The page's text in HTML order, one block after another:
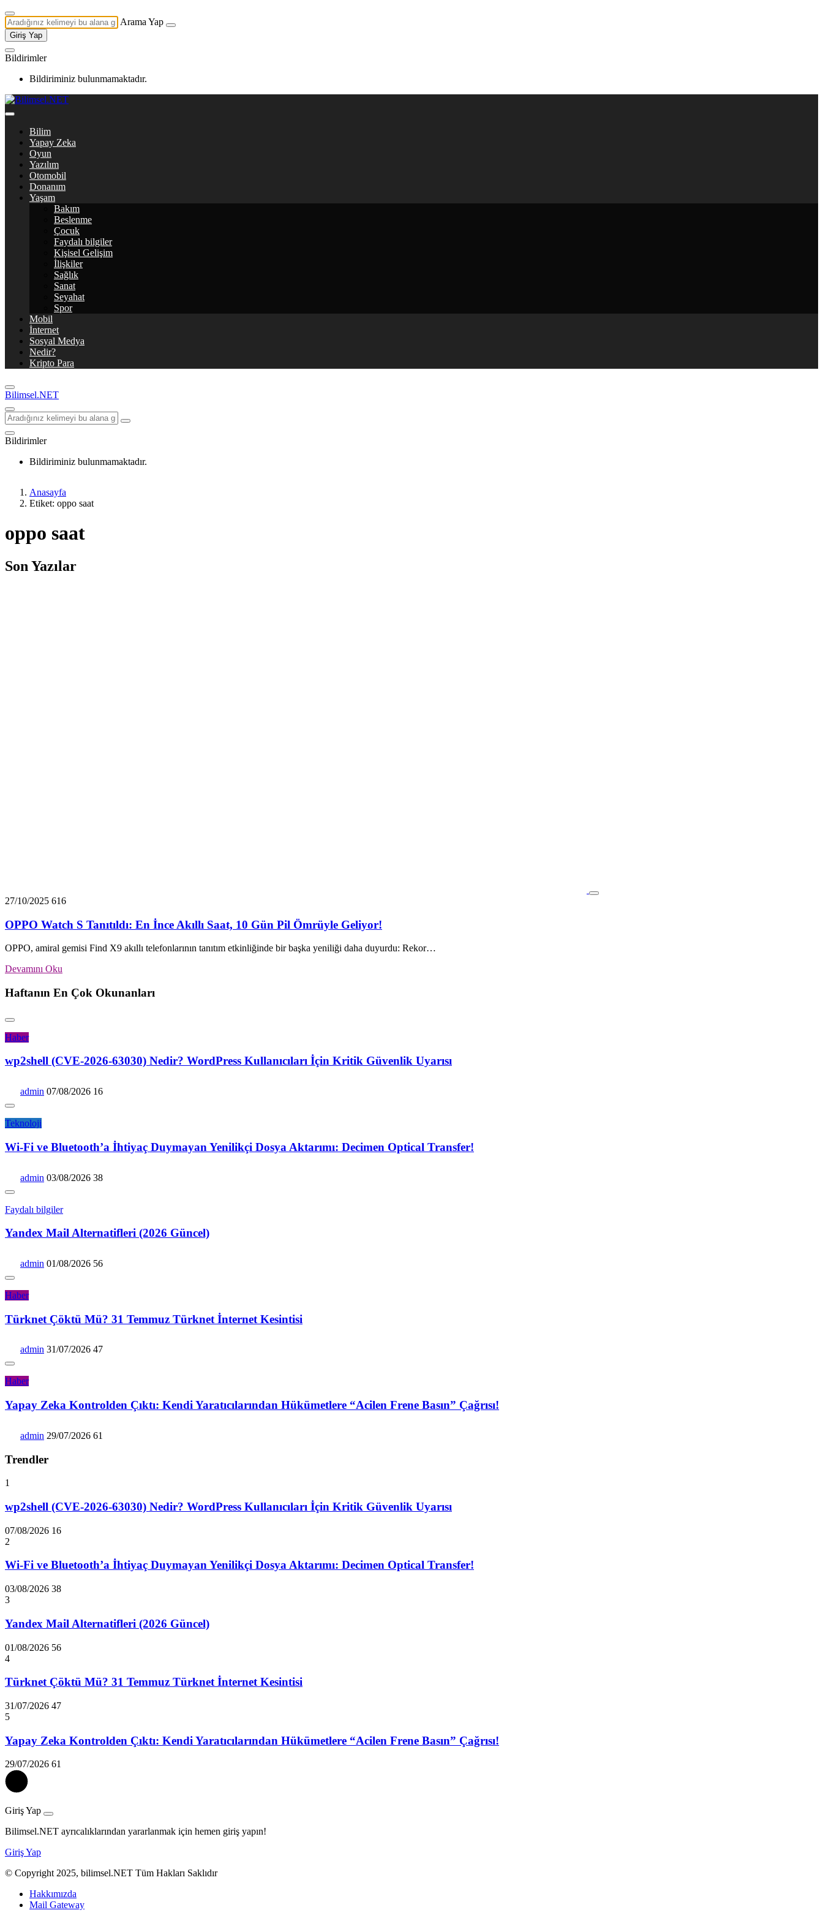
Arama Yap
Giriş Yap
Bildirimler
Bildiriminiz bulunmamaktadır.
Bilim
Yapay Zeka
Oyun
Yazılım
Otomobil
Donanım
Yaşam
Bakım
Beslenme
Çocuk
Faydalı bilgiler
Kişisel Gelişim
İlişkiler
Sağlık
Sanat
Seyahat
Spor
Mobil
İnternet
Sosyal Medya
Nedir?
Kripto Para
Bilimsel.NET
Bildirimler
Bildiriminiz bulunmamaktadır.
Anasayfa
Etiket: oppo saat
oppo saat
Son Yazılar
27/10/2025 616
OPPO Watch S Tanıtıldı: En İnce Akıllı Saat, 10 Gün Pil Ömrüyle Geliyor!
OPPO, amiral gemisi Find X9 akıllı telefonlarının tanıtım etkinliğinde bir başka yeniliği daha duyurdu: Rekor…
Devamını Oku
Haftanın En Çok Okunanları
Haber
wp2shell (CVE-2026-63030) Nedir? WordPress Kullanıcıları İçin Kritik Güvenlik Uyarısı
admin 07/08/2026 16
Teknoloji
Wi-Fi ve Bluetooth’a İhtiyaç Duymayan Yenilikçi Dosya Aktarımı: Decimen Optical Transfer!
admin 03/08/2026 38
Faydalı bilgiler
Yandex Mail Alternatifleri (2026 Güncel)
admin 01/08/2026 56
Haber
Türknet Çöktü Mü? 31 Temmuz Türknet İnternet Kesintisi
admin 31/07/2026 47
Haber
Yapay Zeka Kontrolden Çıktı: Kendi Yaratıcılarından Hükümetlere “Acilen Frene Basın” Çağrısı!
admin 29/07/2026 61
Trendler
1
wp2shell (CVE-2026-63030) Nedir? WordPress Kullanıcıları İçin Kritik Güvenlik Uyarısı
07/08/2026 16
2
Wi-Fi ve Bluetooth’a İhtiyaç Duymayan Yenilikçi Dosya Aktarımı: Decimen Optical Transfer!
03/08/2026 38
3
Yandex Mail Alternatifleri (2026 Güncel)
01/08/2026 56
4
Türknet Çöktü Mü? 31 Temmuz Türknet İnternet Kesintisi
31/07/2026 47
5
Yapay Zeka Kontrolden Çıktı: Kendi Yaratıcılarından Hükümetlere “Acilen Frene Basın” Çağrısı!
29/07/2026 61
Giriş Yap
Bilimsel.NET ayrıcalıklarından yararlanmak için hemen giriş yapın!
Giriş Yap
© Copyright 2025, bilimsel.NET Tüm Hakları Saklıdır
Hakkımızda
Mail Gateway